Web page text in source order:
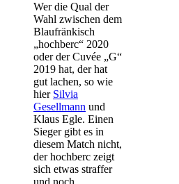
Wer die Qual der
Wahl zwischen dem
Blaufränkisch
„hochberc“ 2020
oder der Cuvée „G“
2019 hat, der hat
gut lachen, so wie
hier Silvia
Gesellmann und
Klaus Egle. Einen
Sieger gibt es in
diesem Match nicht,
der hochberc zeigt
sich etwas straffer
und noch